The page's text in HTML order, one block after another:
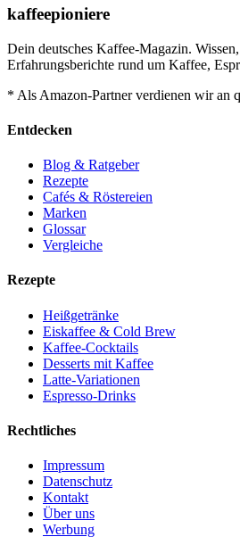
kaffeepioniere
Dein deutsches Kaffee-Magazin.
Erfahrungsberichte rund um Kaffee,
* Als Amazon-Partner verdienen wir an
Entdecken
Blog & Ratgeber
Rezepte
Cafés & Röstereien
Marken
Glossar
Vergleiche
Rezepte
Heißgetränke
Eiskaffee & Cold Brew
Kaffee-Cocktails
Desserts mit Kaffee
Latte-Variationen
Espresso-Drinks
Rechtliches
Impressum
Datenschutz
Kontakt
Über uns
Werbung